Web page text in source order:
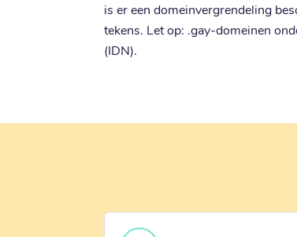
is er een domeinvergrendeling
tekens. Let op: .gay-domeinen
(IDN).